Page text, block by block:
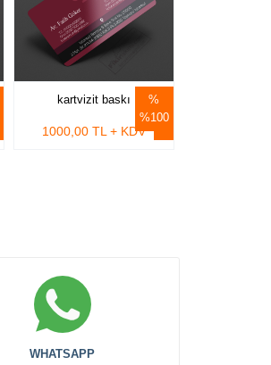
%100
kartvizit baskı
1000,00 TL + KDV
WHATSAPP